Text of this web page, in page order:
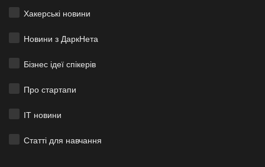
Хакерські новини
Новини з ДаркНета
Бізнес ідеї спікерів
Про стартапи
ІТ новини
Статті для навчання